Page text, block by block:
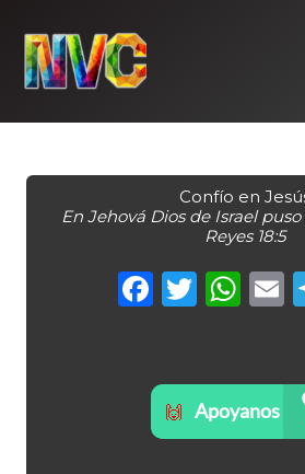
content
Confío en
En Jehová Dios de Israel
Reyes 18:5